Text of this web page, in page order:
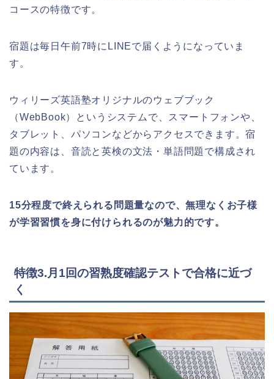
コースの特徴です。
宿題は毎日午前7時にLINEで届くようになっていま
す。
ウィリーズ英語塾オリジナルのウェブブック
（WebBook）というシステムで、スマートフォンや、
タブレット、パソコンなどからアクセスできます。宿
題の内容は、音読と英検の文法・単語問題で構成され
ています。
15分程度で終えられる問題量なので、無理なくお子様
が学習習慣を身に付けられるのが魅力的です。
特徴3.月1回の習熟度確認テストで合格に近づ
く